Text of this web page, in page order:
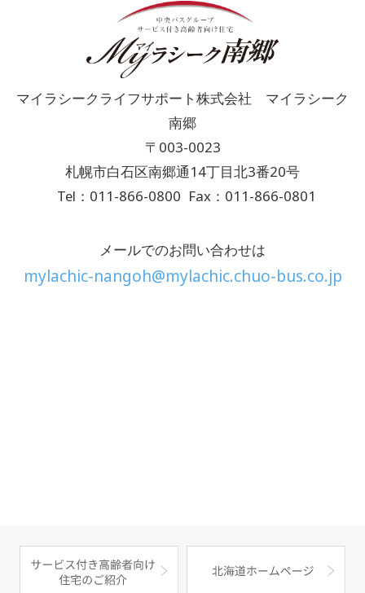
マイラシークライフサポート株式会社 マイラシーク
南郷
〒003-0023
札幌市白石区南郷通14丁目北3番20号
Tel：011-866-0800 Fax：011-866-0801
メールでのお問い合わせは
mylachic-nangoh@mylachic.chuo-bus.co.jp